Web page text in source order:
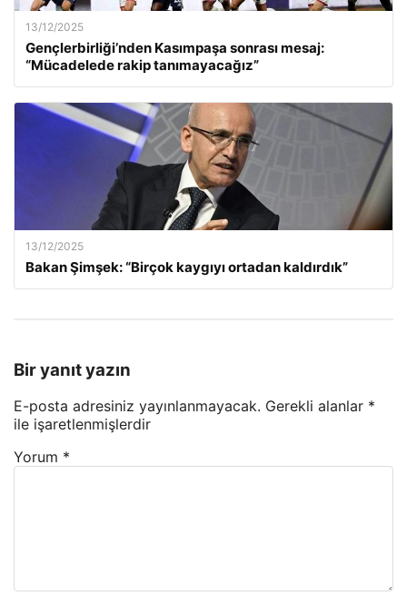
13/12/2025
Gençlerbirliği’nden Kasımpaşa sonrası mesaj:
“Mücadelede rakip tanımayacağız”
13/12/2025
Bakan Şimşek: “Birçok kaygıyı ortadan kaldırdık”
Bir yanıt yazın
E-posta adresiniz yayınlanmayacak. Gerekli alanlar *
ile işaretlenmişlerdir
Yorum *